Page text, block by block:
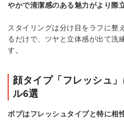
やかで清潔感のある魅力がより際
スタイリングは分け目をラフに整
るだけで、ツヤと立体感が出て洗
す。
顔タイプ「フレッシュ
ル6選
ボブはフレッシュタイプと特に相